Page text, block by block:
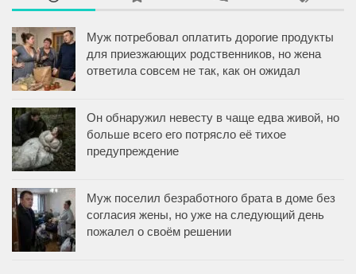
Муж потребовал оплатить дорогие продукты
для приезжающих родственников, но жена
ответила совсем не так, как он ожидал
Он обнаружил невесту в чаще едва живой, но
больше всего его потрясло её тихое
предупреждение
Муж поселил безработного брата в доме без
согласия жены, но уже на следующий день
пожалел о своём решении